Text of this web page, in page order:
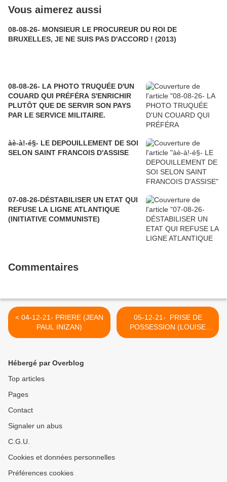
Vous aimerez aussi
08-08-26- MONSIEUR LE PROCUREUR DU ROI DE
BRUXELLES, JE NE SUIS PAS D'ACCORD ! (2013)
08-08-26- LA PHOTO TRUQUÉE D'UN
COUARD QUI PRÉFÉRA S'ENRICHIR
PLUTÔT QUE DE SERVIR SON PAYS
PAR LE SERVICE MILITAIRE.
àè-à!-é§- LE DEPOUILLEMENT DE SOI
SELON SAINT FRANCOIS D'ASSISE
07-08-26-DÉSTABILISER UN ETAT QUI
REFUSE LA LIGNE ATLANTIQUE
(INITIATIVE COMMUNISTE)
Commentaires
< 04-12-21- PRIERE (JEAN
PAUL INIZAN)
05-12-21- PRISE DE
POSSESSION (LOUISE
MICHEL (LA POESIE DE LA
Hébergé par Overblog
Top articles
Pages
Contact
Signaler un abus
C.G.U.
Cookies et données personnelles
Préférences cookies